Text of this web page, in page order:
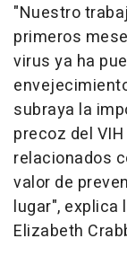
"Nuestro
primeros
virus ya ha
subraya la
precoz del
relacionados
valor de
lugar", explica
Elizabeth